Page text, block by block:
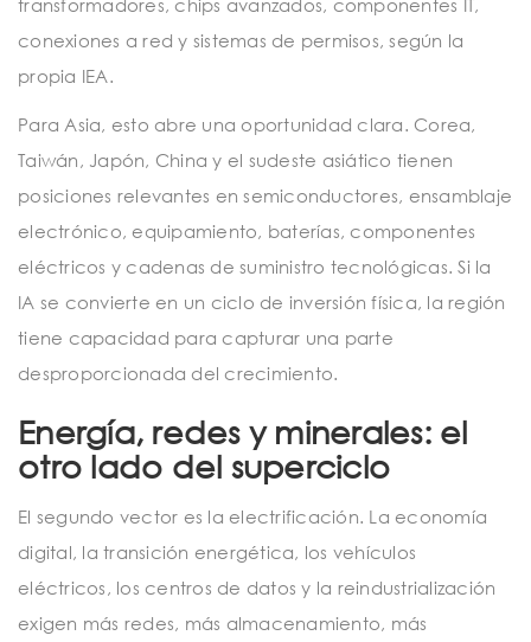
transformadores, chips avanzados, componentes IT,
conexiones a red y sistemas de permisos, según la
propia IEA.
Para Asia, esto abre una oportunidad clara. Corea,
Taiwán, Japón, China y el sudeste asiático tienen
posiciones relevantes en semiconductores, ensamblaje
electrónico, equipamiento, baterías, componentes
eléctricos y cadenas de suministro tecnológicas. Si la
IA se convierte en un ciclo de inversión física, la región
tiene capacidad para capturar una parte
desproporcionada del crecimiento.
Energía, redes y minerales: el
otro lado del superciclo
El segundo vector es la electrificación. La economía
digital, la transición energética, los vehículos
eléctricos, los centros de datos y la reindustrialización
exigen más redes, más almacenamiento, más